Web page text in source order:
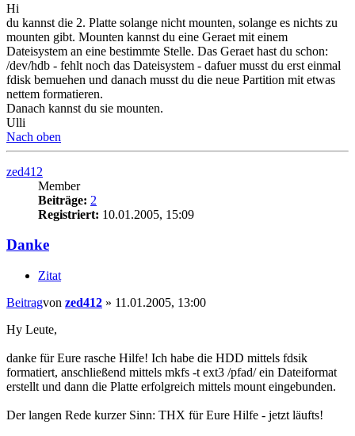
Hi
du kannst die 2. Platte solange nicht mounten, solange es nichts zu
mounten gibt. Mounten kannst du eine Geraet mit einem
Dateisystem an eine bestimmte Stelle. Das Geraet hast du schon:
/dev/hdb - fehlt noch das Dateisystem - dafuer musst du erst einmal
fdisk bemuehen und danach musst du die neue Partition mit etwas
nettem formatieren.
Danach kannst du sie mounten.
Ulli
Nach oben
zed412
Member
Beiträge: 2
Registriert: 10.01.2005, 15:09
Danke
Zitat
Beitragvon zed412 » 11.01.2005, 13:00
Hy Leute,
danke für Eure rasche Hilfe! Ich habe die HDD mittels fdsik
formatiert, anschließend mittels mkfs -t ext3 /pfad/ ein Dateiformat
erstellt und dann die Platte erfolgreich mittels mount eingebunden.
Der langen Rede kurzer Sinn: THX für Eure Hilfe - jetzt läufts!